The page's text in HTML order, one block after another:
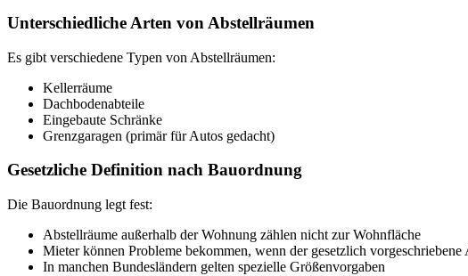
Unterschiedliche Arten von Abstellräumen
Es gibt verschiedene Typen von Abstellräumen:
Kellerräume
Dachbodenabteile
Eingebaute Schränke
Grenzgaragen (primär für Autos gedacht)
Gesetzliche Definition nach Bauordnung
Die Bauordnung legt fest:
Abstellräume außerhalb der Wohnung zählen nicht zur Wohnfläche
Mieter können Probleme bekommen, wenn der gesetzlich
In manchen Bundesländern gelten spezielle Größenvorgaben